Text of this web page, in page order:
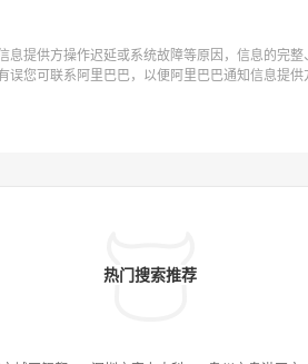
提供方操作迟延或系统故障等原因，信息的完
您可联系阿里巴巴，以便阿里巴巴通知信息提供
热门搜索推荐